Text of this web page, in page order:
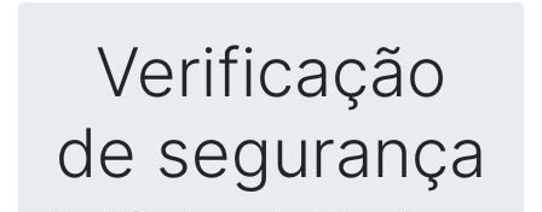
Verificação
de segurança